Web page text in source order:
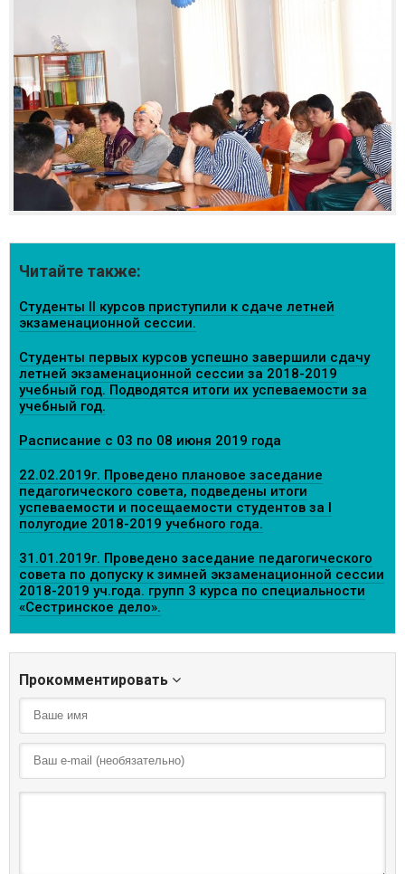
Читайте также:
Студенты II курсов приступили к сдаче летней
экзаменационной сессии.
Студенты первых курсов успешно завершили сдачу
летней экзаменационной сессии за 2018-2019
учебный год. Подводятся итоги их успеваемости за
учебный год.
Расписание с 03 по 08 июня 2019 года
22.02.2019г. Проведено плановое заседание
педагогического совета, подведены итоги
успеваемости и посещаемости студентов за I
полугодие 2018-2019 учебного года.
31.01.2019г. Проведено заседание педагогического
совета по допуску к зимней экзаменационной сессии
2018-2019 уч.года. групп 3 курса по специальности
«Сестринское дело».
Прокомментировать